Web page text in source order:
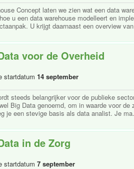
Concept laten we zien wat een data
u een data warehouse modelleert en
U krijgt daarnaast een overview
voor de Overheid
startdatum 14 september
steeds belangrijker voor de publieke
Big Data genoemd, om in waarde voor
je een stevige basis als data analist. Je
in de Zorg
startdatum 7 september